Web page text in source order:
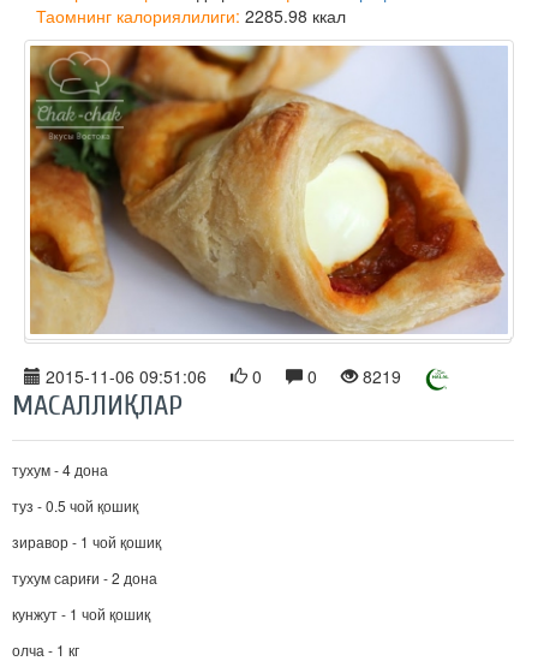
Таомнинг калориялилиги: 2285.98 ккал
2015-11-06 09:51:06 0 0 8219
МАСАЛЛИҚЛАР
тухум - 4 дона
туз - 0.5 чой қошиқ
зиравор - 1 чой қошиқ
тухум сариғи - 2 дона
кунжут - 1 чой қошиқ
олча - 1 кг